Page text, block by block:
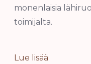
monenlaisia
toimijalta.
Lue lisää